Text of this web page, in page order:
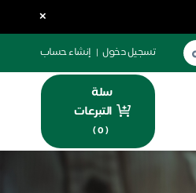
×
تسجيل دخول | إنشاء حساب
سلة
التبرعات
(
0
)